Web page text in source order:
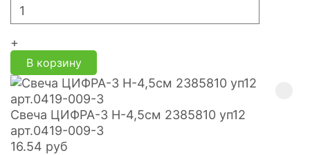
+
В корзину
Свеча ЦИФРА-3 H-4,5см 2385810 уп12
арт.0419-009-3
16.54 руб